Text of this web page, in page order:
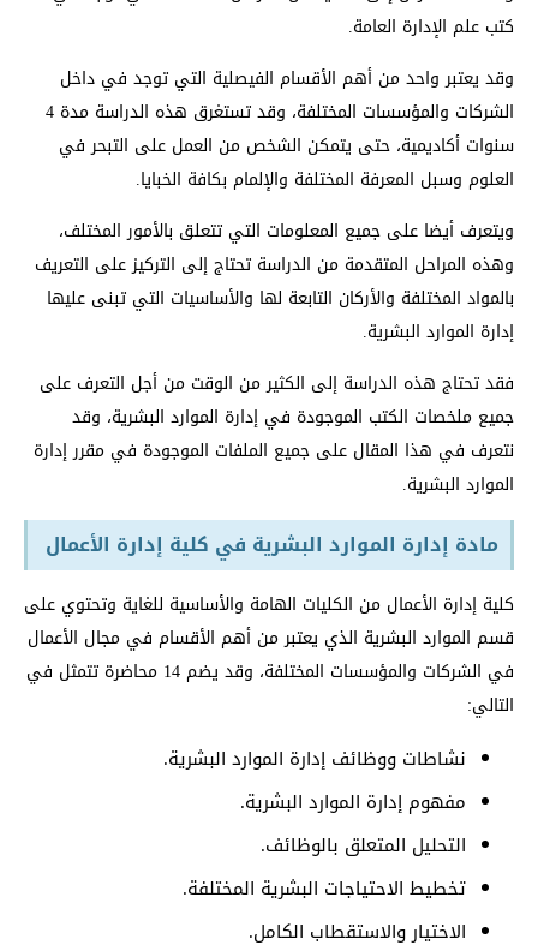
كتب علم الإدارة العامة.
وقد يعتبر واحد من أهم الأقسام الفيصلية التي توجد في داخل
الشركات والمؤسسات المختلفة، وقد تستغرق هذه الدراسة مدة 4
سنوات أكاديمية، حتى يتمكن الشخص من العمل على التبحر في
العلوم وسبل المعرفة المختلفة والإلمام بكافة الخبايا.
ويتعرف أيضا على جميع المعلومات التي تتعلق بالأمور المختلف،
وهذه المراحل المتقدمة من الدراسة تحتاج إلى التركيز على التعريف
بالمواد المختلفة والأركان التابعة لها والأساسيات التي تبنى عليها
إدارة الموارد البشرية.
فقد تحتاج هذه الدراسة إلى الكثير من الوقت من أجل التعرف على
جميع ملخصات الكتب الموجودة في إدارة الموارد البشرية، وقد
نتعرف في هذا المقال على جميع الملفات الموجودة في مقرر إدارة
الموارد البشرية.
مادة إدارة الموارد البشرية في كلية إدارة الأعمال
كلية إدارة الأعمال من الكليات الهامة والأساسية للغاية وتحتوي على
قسم الموارد البشرية الذي يعتبر من أهم الأقسام في مجال الأعمال
في الشركات والمؤسسات المختلفة، وقد يضم 14 محاضرة تتمثل في
التالي:
نشاطات ووظائف إدارة الموارد البشرية.
مفهوم إدارة الموارد البشرية.
التحليل المتعلق بالوظائف.
تخطيط الاحتياجات البشرية المختلفة.
الاختيار والاستقطاب الكامل.